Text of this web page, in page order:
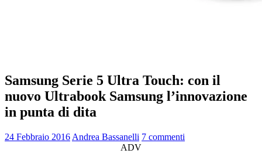
Samsung Serie 5 Ultra Touch: con il
nuovo Ultrabook Samsung l’innovazione
in punta di dita
24 Febbraio 2016 Andrea Bassanelli 7 commenti
ADV